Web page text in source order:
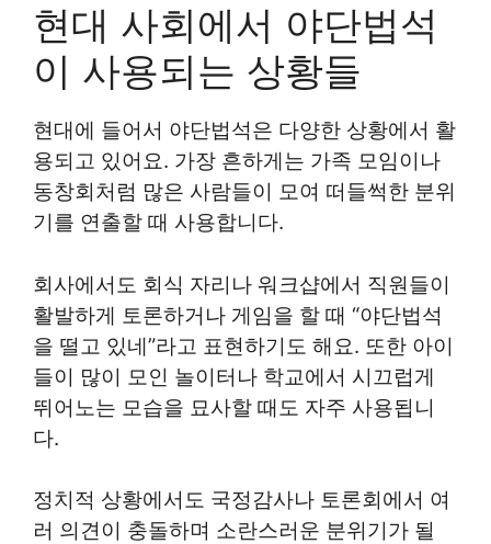
현대 사회에서 야단법석
이 사용되는 상황들
현대에 들어서 야단법석은 다양한 상황에서 활
용되고 있어요. 가장 흔하게는 가족 모임이나
동창회처럼 많은 사람들이 모여 떠들썩한 분위
기를 연출할 때 사용합니다.
회사에서도 회식 자리나 워크샵에서 직원들이
활발하게 토론하거나 게임을 할 때 “야단법석
을 떨고 있네”라고 표현하기도 해요. 또한 아이
들이 많이 모인 놀이터나 학교에서 시끄럽게
뛰어노는 모습을 묘사할 때도 자주 사용됩니
다.
정치적 상황에서도 국정감사나 토론회에서 여
러 의견이 충돌하며 소란스러운 분위기가 될